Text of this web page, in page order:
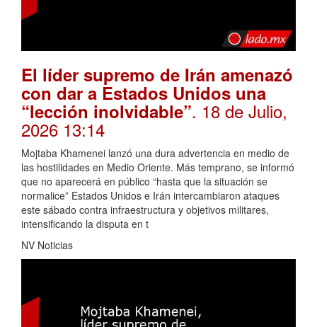
El líder supremo de Irán amenazó
con dar a Estados Unidos una
“lección inolvidable”. 18 de Julio,
2026 13:14
Mojtaba Khamenei lanzó una dura advertencia en medio de
las hostilidades en Medio Oriente. Más temprano, se informó
que no aparecerá en público “hasta que la situación se
normalice” Estados Unidos e Irán intercambiaron ataques
este sábado contra infraestructura y objetivos militares,
intensificando la disputa en t
NV Noticias